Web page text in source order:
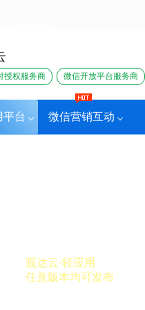
平台 微信营销互动
授权服务商 微信开放平台服务商
观达云·轻应用
任意版本均可发布